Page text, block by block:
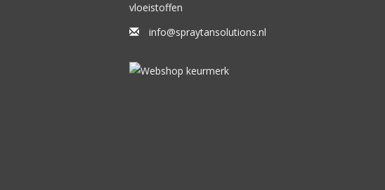
vloeistoffen
info@spraytansolutions.nl